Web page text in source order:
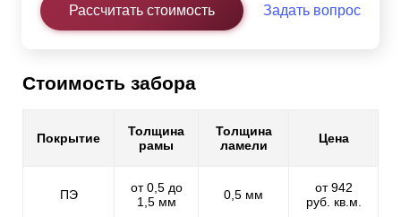
Рассчитать стоимость Задать вопрос
Стоимость забора
Покрытие
Толщина
рамы
Толщина
ламели
Цена
ПЭ
от 0,5 до
1,5 мм
0,5 мм
от 942
руб. кв.м.